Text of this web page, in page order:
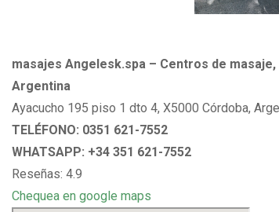
masajes Angelesk.spa – Centros de
Argentina
Ayacucho 195 piso 1 dto 4, X5000 Córdoba,
TELÉFONO: 0351 621-7552
WHATSAPP: +34 351 621-7552
Reseñas: 4.9
Chequea en google maps